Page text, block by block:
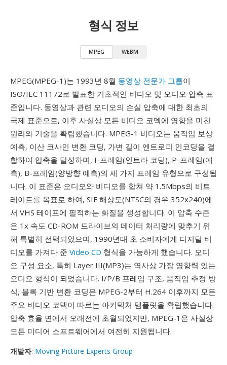
형식 정보
MPEG WEBM
MPEG(MPEG-1)는 1993년 8월 동영상 전문가 그룹이
ISO/IEC 11172로 발표한 기초적인 비디오 및 오디오 압축 표
준입니다. 동영상과 관련 오디오의 손실 압축에 대한 최초의
국제 표준으로, 이후 사실상 모든 비디오 코덱에 영향을 미친
원리와 기술을 확립했습니다. MPEG-1 비디오는 움직임 보상
예측, 이산 코사인 변환 코딩, 가변 길이 엔트로피 인코딩을 결
합하여 압축을 달성하며, I-프레임(인트라 코딩), P-프레임(예
측), B-프레임(양방향 예측)의 세 가지 프레임 유형으로 구성됩
니다. 이 표준은 오디오와 비디오를 합쳐 약 1.5Mbps의 비트
레이트를 목표로 하여, SIF 해상도(NTSC의 경우 352x240)에
서 VHS 테이프에 필적하는 화질을 생성합니다. 이 압축 수준
은 1x 속도 CD-ROM 드라이브의 데이터 처리량에 맞추기 위
해 특별히 선택되었으며, 1990년대 초 소비자에게 디지털 비
디오를 가져다 준 Video CD 형식을 가능하게 했습니다. 오디
오 구성 요소, 특히 Layer III(MP3)는 역사상 가장 영향력 있는
오디오 형식이 되었습니다. I/P/B 프레임 구조, 움직임 추정 방
식, 블록 기반 변환 코딩은 MPEG-2부터 H.264 이후까지 모든
주요 비디오 코덱이 따르는 아키텍처 템플릿을 확립했습니다.
압축 효율 면에서 오래전에 초월되었지만, MPEG-1은 사실상
모든 미디어 소프트웨어에서 여전히 지원됩니다.
개발자: Moving Picture Experts Group